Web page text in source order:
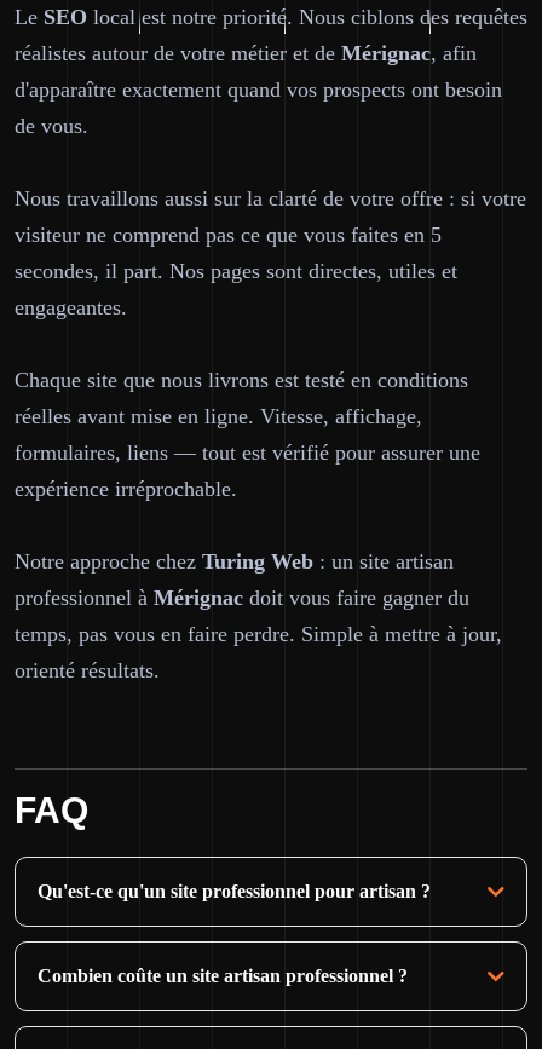
Le SEO local est notre priorité. Nous ciblons des requêtes
réalistes autour de votre métier et de Mérignac, afin
d'apparaître exactement quand vos prospects ont besoin
de vous.
Nous travaillons aussi sur la clarté de votre offre : si votre
visiteur ne comprend pas ce que vous faites en 5
secondes, il part. Nos pages sont directes, utiles et
engageantes.
Chaque site que nous livrons est testé en conditions
réelles avant mise en ligne. Vitesse, affichage,
formulaires, liens — tout est vérifié pour assurer une
expérience irréprochable.
Notre approche chez Turing Web : un site artisan
professionnel à Mérignac doit vous faire gagner du
temps, pas vous en faire perdre. Simple à mettre à jour,
orienté résultats.
FAQ
Qu'est-ce qu'un site professionnel pour artisan ?
Combien coûte un site artisan professionnel ?